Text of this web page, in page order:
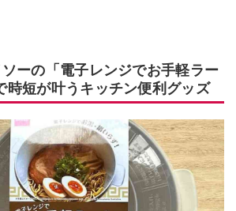
ーの「電子レンジでお手軽ラー
時短が叶うキッチン便利グッズ